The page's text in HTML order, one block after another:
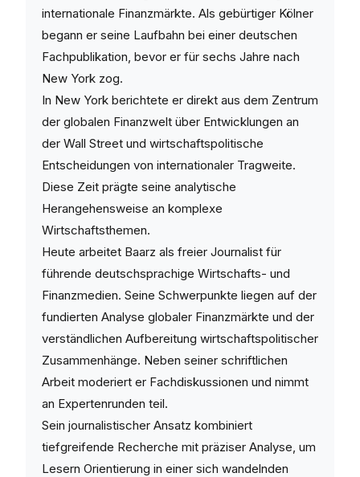
internationale Finanzmärkte. Als gebürtiger Kölner
begann er seine Laufbahn bei einer deutschen
Fachpublikation, bevor er für sechs Jahre nach
New York zog.
In New York berichtete er direkt aus dem Zentrum
der globalen Finanzwelt über Entwicklungen an
der Wall Street und wirtschaftspolitische
Entscheidungen von internationaler Tragweite.
Diese Zeit prägte seine analytische
Herangehensweise an komplexe
Wirtschaftsthemen.
Heute arbeitet Baarz als freier Journalist für
führende deutschsprachige Wirtschafts- und
Finanzmedien. Seine Schwerpunkte liegen auf der
fundierten Analyse globaler Finanzmärkte und der
verständlichen Aufbereitung wirtschaftspolitischer
Zusammenhänge. Neben seiner schriftlichen
Arbeit moderiert er Fachdiskussionen und nimmt
an Expertenrunden teil.
Sein journalistischer Ansatz kombiniert
tiefgreifende Recherche mit präziser Analyse, um
Lesern Orientierung in einer sich wandelnden